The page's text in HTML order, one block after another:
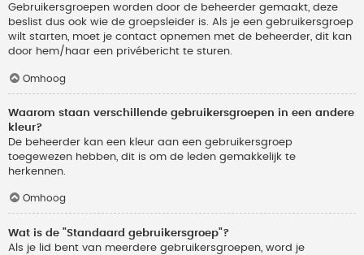
Gebruikersgroepen worden door de beheerder gemaakt, deze
beslist dus ook wie de groepsleider is. Als je een gebruikersgroep
wilt starten, moet je contact opnemen met de beheerder, dit kan
door hem/haar een privébericht te sturen.
Omhoog
Waarom staan verschillende gebruikersgroepen in een andere
kleur?
De beheerder kan een kleur aan een gebruikersgroep
toegewezen hebben, dit is om de leden gemakkelijk te
herkennen.
Omhoog
Wat is de "Standaard gebruikersgroep"?
Als je lid bent van meerdere gebruikersgroepen, word je